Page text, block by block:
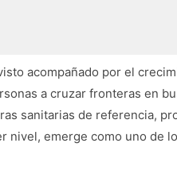
acompañado por el
a cruzar fronteras en
sanitarias de referencia,
nivel, emerge como uno de